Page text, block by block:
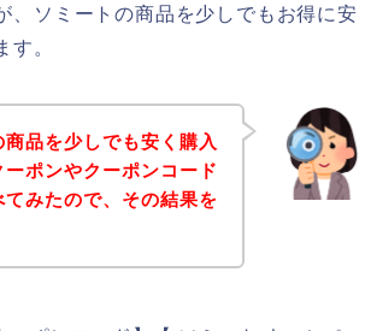
、ソミートの商品を少しでもお得に安
す。
品を少しでも安く購入
ポンやクーポンコード
みたので、その結果を